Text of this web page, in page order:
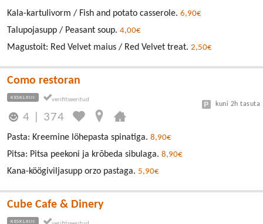
Kala-kartulivorm / Fish and potato casserole. 6,90€
Talupojasupp / Peasant soup. 4,00€
Magustoit: Red Velvet maius / Red Velvet treat. 2,50€
Como restoran
KESKLINN
4 374
kuni 2h tasuta
Pasta: Kreemine löhepasta spinatiga. 8,90€
Pitsa: Pitsa peekoni ja krõbeda sibulaga. 8,90€
Kana-köögiviljasupp orzo pastaga. 5,90€
Cube Cafe & Dinery
KESKLINN